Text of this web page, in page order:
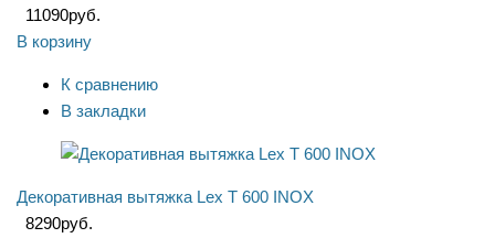
11090руб.
В корзину
К сравнению
В закладки
Декоративная вытяжка Lex T 600 INOX
8290руб.